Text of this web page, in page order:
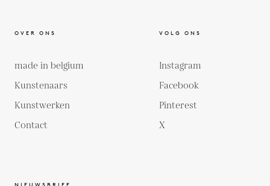
OVER ONS
made in belgium
Kunstenaars
Kunstwerken
Contact
VOLG ONS
Instagram
Facebook
Pinterest
X
NIEUWSBRIEF